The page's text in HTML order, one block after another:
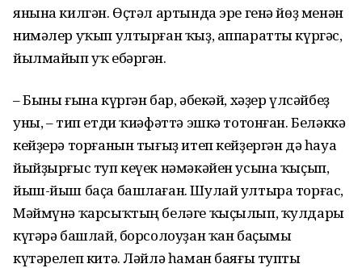
янына килгән. Өҫтәл артында эре генә йөҙ менән
нимәлер уҡып ултырған ҡыҙ, аппаратты күргәс,
йылмайып уҡ ебәргән.
– Быны ғына күргән бар, әбекәй, хәҙер үлсәйбеҙ
уны, – тип етди ҡиәфәттә эшкә тотонған. Беләккә
кейҙерә торғанын тығыҙ итеп кейҙергән дә һауа
йыйҙырғыс туп кеүек нәмәкәйен усына ҡыҫып,
йыш-йыш баҫа башлаған. Шулай ултыра торғас,
Мәймүнә ҡарсыҡтың беләге ҡыҫылып, ҡулдары
күгәрә башлай, борсолоуҙан ҡан баҫымы
күтәрелеп китә. Ләйлә һаман баяғы тупты